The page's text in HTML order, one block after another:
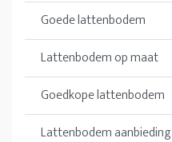
Goede lattenbodem
Lattenbodem op maat
Goedkope lattenbodem
Lattenbodem aanbieding